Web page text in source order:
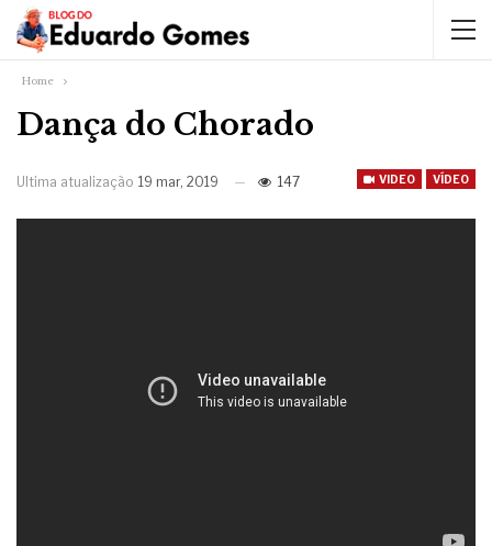
Home
Dança do Chorado
VIDEO VÍDEO
Ultima atualização 19 mar, 2019 147